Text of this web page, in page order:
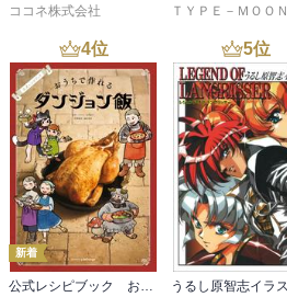
ココネ株式会社
ＴＹＰＥ－ＭＯＯＮ
4位
新着
5位